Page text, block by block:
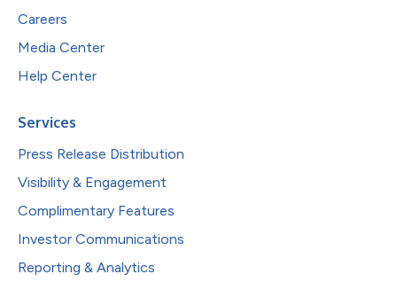
Careers
Media Center
Help Center
Services
Press Release Distribution
Visibility & Engagement
Complimentary Features
Investor Communications
Reporting & Analytics